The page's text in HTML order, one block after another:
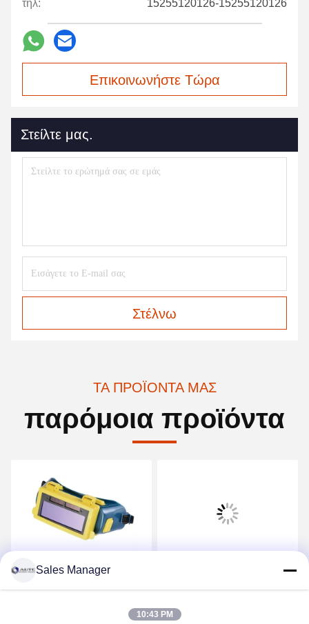
τηλ: 15255120126-15255120126
Επικοινωνήστε Τώρα
Στείλτε μας.
Στέλνω
ΤΑ ΠΡΟΪΌΝΤΑ ΜΑΣ
παρόμοια προϊόντα
Γυαλιά Προστασίας των
ANSI Z87 Προστασία κατά
Sales Manager
10:43 PM